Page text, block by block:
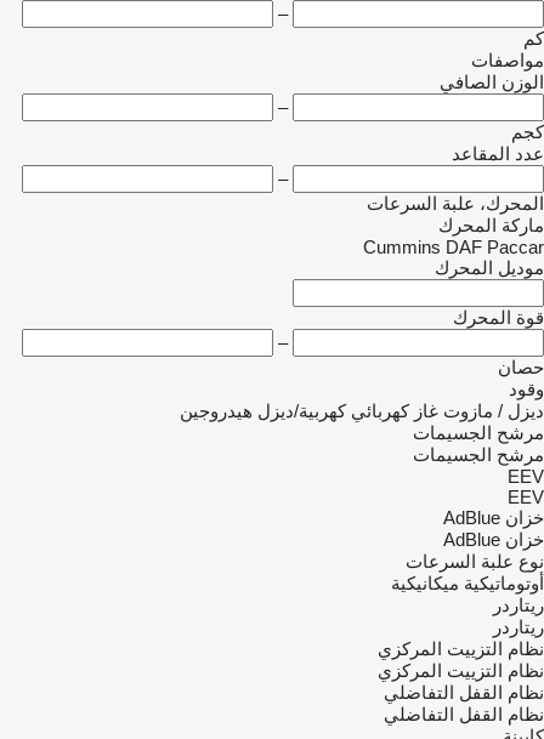
–
كم
مواصفات
الوزن الصافي
–
كجم
عدد المقاعد
–
المحرك، علبة السرعات
ماركة المحرك
Cummins DAF Paccar
موديل المحرك
قوة المحرك
–
حصان
وقود
ديزل / مازوت غاز كهربائي كهربية/ديزل هيدروجين
مرشح الجسيمات
مرشح الجسيمات
EEV
EEV
خزان AdBlue
خزان AdBlue
نوع علبة السرعات
أوتوماتيكية ميكانيكية
ريتاردر
ريتاردر
نظام التزييت المركزي
نظام التزييت المركزي
نظام القفل التفاضلي
نظام القفل التفاضلي